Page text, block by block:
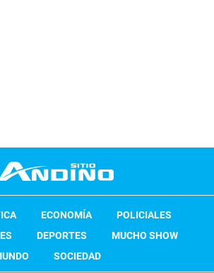
ECONOMÍA
POLICIALES
DEPORTES
MUCHO SHOW
SOCIEDAD